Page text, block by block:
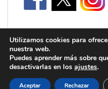
C/ Jaume I, Catarroja |
Utilizamos cookies para
nuestra web.
Puedes aprender más sobre
desactivarlas en los ajustes.
Aceptar Rechazar